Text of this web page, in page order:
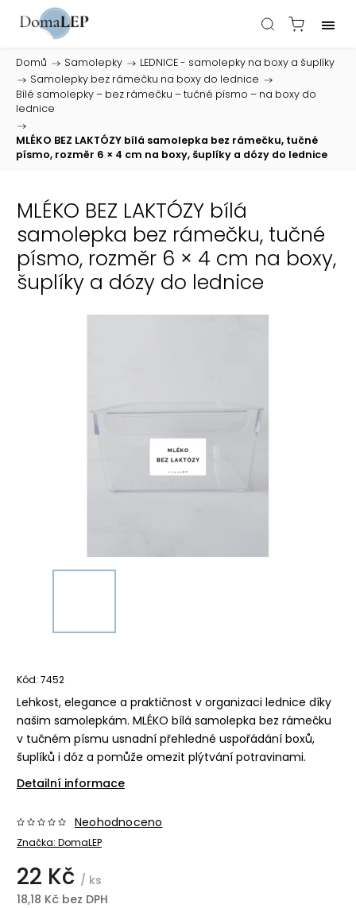
Domů / Samolepky /
LEDNICE - samolepky na boxy a šuplíky
/
Samolepky bez rámečku na boxy do lednice /
Bílé samolepky – bez rámečku – tučné písmo – na boxy do
lednice
/
MLÉKO BEZ LAKTÓZY bílá samolepka bez rámečku, tučné
písmo, rozměr 6 × 4 cm na boxy, šuplíky a dózy do lednice
MLÉKO BEZ LAKTÓZY bílá
samolepka bez rámečku, tučné
písmo, rozměr 6 × 4 cm na boxy,
šuplíky a dózy do lednice
Kód: 7452
Lehkost, elegance a praktičnost v organizaci lednice díky
našim samolepkám. MLÉKO bílá samolepka bez rámečku
v tučném písmu usnadní přehledné uspořádání boxů,
šuplíků i dóz a pomůže omezit plýtvání potravinami.
Detailní informace
Značka: DomaLEP
Neohodnoceno
22 Kč / ks
18,18 Kč bez DPH